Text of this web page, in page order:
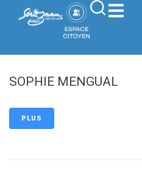
principal
SOPHIE MENGUAL
PLUS